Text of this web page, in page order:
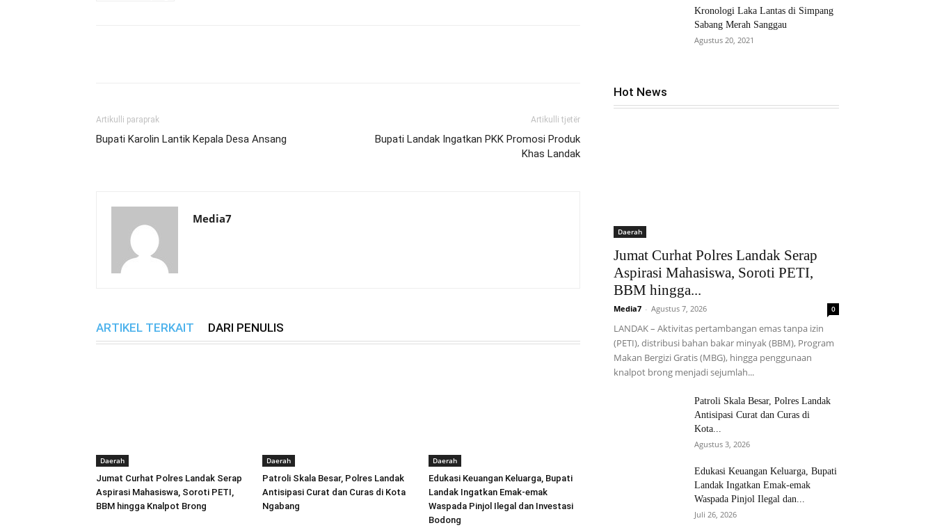
Artikulli paraprak
Bupati Karolin Lantik Kepala Desa Ansang
Artikulli tjetër
Bupati Landak Ingatkan PKK Promosi Produk
Khas Landak
Media7
ARTIKEL TERKAIT DARI PENULIS
Daerah
Jumat Curhat Polres Landak Serap
Aspirasi Mahasiswa, Soroti PETI,
BBM hingga Knalpot Brong
Daerah
Patroli Skala Besar, Polres Landak
Antisipasi Curat dan Curas di Kota
Ngabang
Daerah
Edukasi Keuangan Keluarga, Bupati
Landak Ingatkan Emak-emak
Waspada Pinjol Ilegal dan Investasi
Bodong
Kronologi Laka Lantas di Simpang
Sabang Merah Sanggau
Agustus 20, 2021
Hot News
Daerah
Jumat Curhat Polres Landak Serap
Aspirasi Mahasiswa, Soroti PETI,
BBM hingga...
Media7 - Agustus 7, 2026 0
LANDAK – Aktivitas pertambangan emas tanpa izin
(PETI), distribusi bahan bakar minyak (BBM), Program
Makan Bergizi Gratis (MBG), hingga penggunaan
knalpot brong menjadi sejumlah...
Patroli Skala Besar, Polres Landak
Antisipasi Curat dan Curas di
Kota...
Agustus 3, 2026
Edukasi Keuangan Keluarga, Bupati
Landak Ingatkan Emak-emak
Waspada Pinjol Ilegal dan...
Juli 26, 2026